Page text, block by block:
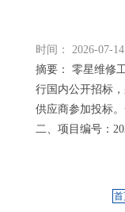
时间： 2026-07-14
摘要： 零星维修
行国内公开招标
供应商参加投标
二、项目编号：